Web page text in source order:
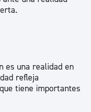
es una realidad en
refleja
tiene importantes